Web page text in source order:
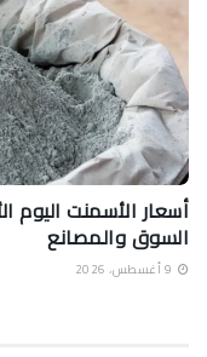
السوق والمصانع